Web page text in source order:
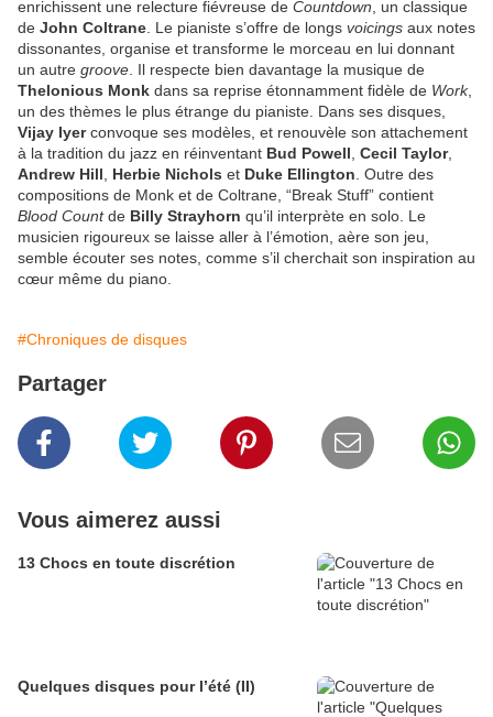
enrichissent une relecture fiévreuse de Countdown , un classique
de John Coltrane . Le pianiste s’offre de longs voicings aux notes
dissonantes, organise et transforme le morceau en lui donnant
un autre groove . Il respecte bien davantage la musique de
Thelonious Monk dans sa reprise étonnamment fidèle de Work,
un des thèmes le plus étrange du pianiste. Dans ses disques,
Vijay Iyerconvoque ses modèles, et renouvèle son attachement
à la tradition du jazz en réinventant Bud Powell Cecil Taylor,
Andrew Hill
Herbie Nichols et Duke Ellington . Outre des
compositions de Monk et de Coltrane, “Break Stuff” contient
Blood Countde Billy Strayhorn qu’il interprète en solo. Le
musicien rigoureux se laisse aller à l’émotion, aère son jeu,
semble écouter ses notes, comme s’il cherchait son inspiration au
cœur même du piano.
#Chroniques de disques
Partager
Vous aimerez aussi
13 Chocs en toute discrétion
Quelques disques pour l’été (II)